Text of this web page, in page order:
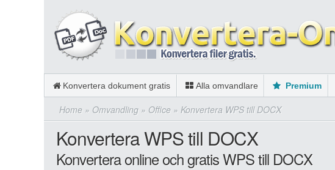
Konvertera dokument gratis Alla omvandlare Premium
Home » Omvandling » Office » Konvertera WPS till DOCX
Konvertera WPS till DOCX
Konvertera online och gratis WPS till DOCX